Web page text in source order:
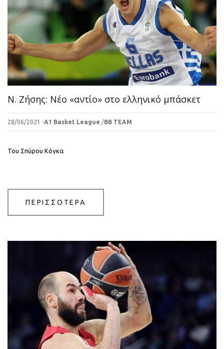
Ν. Ζήσης: Νέο «αντίο» στο ελληνικό μπάσκετ
28/06/2021 -A1 Basket League /BB TEAM
Του Σπύρου Κόγκα
ΠΕΡΙΣΣΟΤΕΡΑ